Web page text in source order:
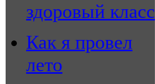
здоровый класс
Как я провел
лето